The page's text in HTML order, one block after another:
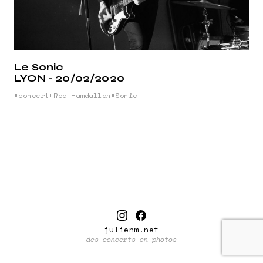
Le Sonic
LYON - 20/02/2020
concert Rod Hamdallah Sonic
julienm.net
des concerts en photos